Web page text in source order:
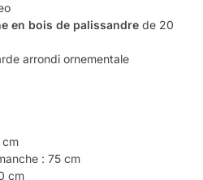
en bois de palissandre de 20
arrondi ornementale
cm
: 75 cm
cm